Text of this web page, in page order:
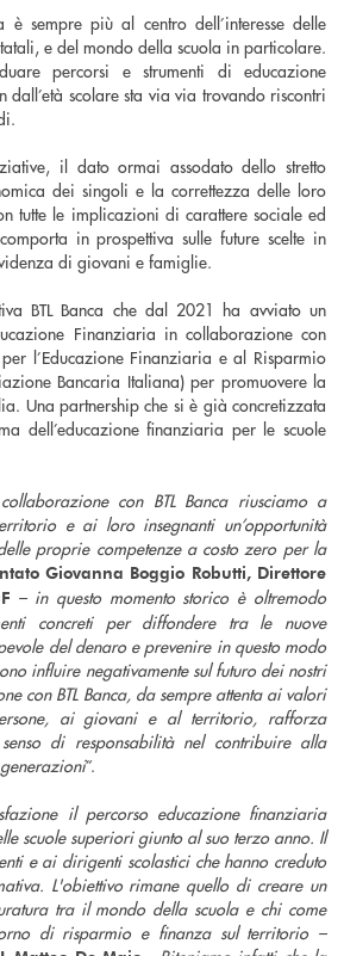
è sempre più al centro dell’interesse delle
e del mondo della scuola in particolare.
percorsi e strumenti di educazione
scolare sta via via trovando riscontri
il dato ormai assodato dello stretto
dei singoli e la correttezza delle loro
tutte le implicazioni di carattere sociale ed
in prospettiva sulle future scelte in
di giovani e famiglie.
BTL Banca che dal 2021 ha avviato un
Finanziaria in collaborazione con
l’Educazione Finanziaria e al Risparmio
Bancaria Italiana) per promuovere la
Una partnership che si è già concretizzata
dell’educazione finanziaria per le scuole
con BTL Banca riusciamo a
e ai loro insegnanti un’opportunità
proprie competenze a costo zero per la
Giovanna Boggio Robutti, Direttore
– in questo momento storico è oltremodo
concreti per diffondere tra le nuove
del denaro e prevenire in questo modo
influire negativamente sul futuro dei nostri
con BTL Banca, da sempre attenta ai valori
ai giovani e al territorio, rafforza
di responsabilità nel contribuire alla
”.
il percorso educazione finanziaria
scuole superiori giunto al suo terzo anno. Il
e ai dirigenti scolastici che hanno creduto
L'obiettivo rimane quello di creare un
tra il mondo della scuola e chi come
di risparmio e finanza sul territorio –